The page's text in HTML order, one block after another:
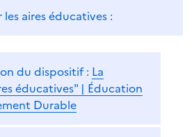
aires éducatives :
du dispositif : La
éducatives" | Éducation
Durable